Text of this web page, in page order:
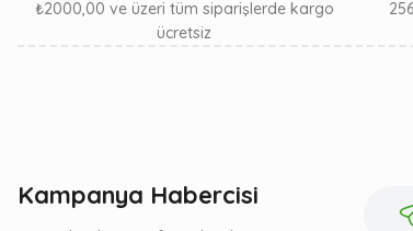
₺2000,00 ve üzeri tüm siparişlerde kargo
ücretsiz
Kampanya Habercisi